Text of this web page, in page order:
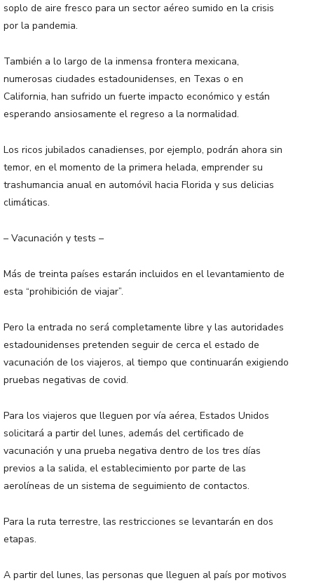
soplo de aire fresco para un sector aéreo sumido en la crisis
por la pandemia.
También a lo largo de la inmensa frontera mexicana,
numerosas ciudades estadounidenses, en Texas o en
California, han sufrido un fuerte impacto económico y están
esperando ansiosamente el regreso a la normalidad.
Los ricos jubilados canadienses, por ejemplo, podrán ahora sin
temor, en el momento de la primera helada, emprender su
trashumancia anual en automóvil hacia Florida y sus delicias
climáticas.
– Vacunación y tests –
Más de treinta países estarán incluidos en el levantamiento de
esta “prohibición de viajar”.
Pero la entrada no será completamente libre y las autoridades
estadounidenses pretenden seguir de cerca el estado de
vacunación de los viajeros, al tiempo que continuarán exigiendo
pruebas negativas de covid.
Para los viajeros que lleguen por vía aérea, Estados Unidos
solicitará a partir del lunes, además del certificado de
vacunación y una prueba negativa dentro de los tres días
previos a la salida, el establecimiento por parte de las
aerolíneas de un sistema de seguimiento de contactos.
Para la ruta terrestre, las restricciones se levantarán en dos
etapas.
A partir del lunes, las personas que lleguen al país por motivos